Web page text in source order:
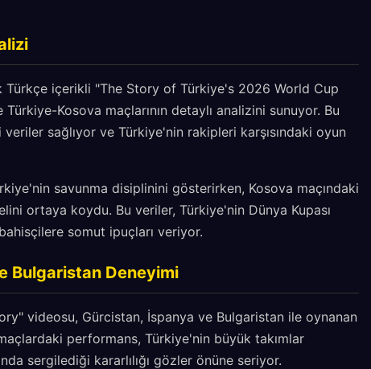
Türkçe içerikli "The Story of Türkiye's 2026 World Cup
Kosova maçlarının detaylı analizini sunuyor. Bu
sağlıyor ve Türkiye'nin rakipleri karşısındaki oyun
savunma disiplinini gösterirken, Kosova maçındaki
ortaya koydu. Bu veriler, Türkiye'nin Dünya Kupası
somut ipuçları veriyor.
Bulgaristan Deneyimi
videosu, Gürcistan, İspanya ve Bulgaristan ile oynanan
performans, Türkiye'nin büyük takımlar
sergilediği kararlılığı gözler önüne seriyor.